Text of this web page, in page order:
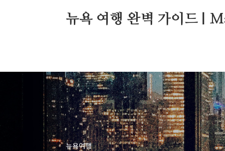
뉴욕 여행 완벽 가이드 |
뉴욕여행